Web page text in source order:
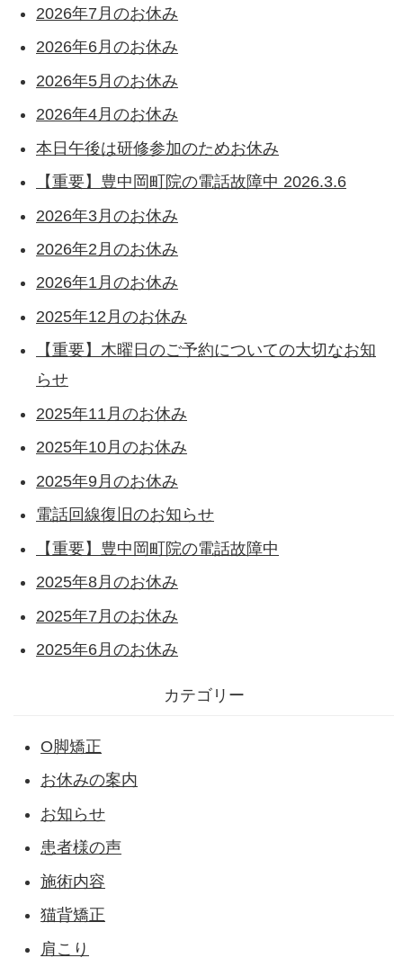
2026年7月のお休み
2026年6月のお休み
2026年5月のお休み
2026年4月のお休み
本日午後は研修参加のためお休み
【重要】豊中岡町院の電話故障中 2026.3.6
2026年3月のお休み
2026年2月のお休み
2026年1月のお休み
2025年12月のお休み
【重要】木曜日のご予約についての大切なお知
らせ
2025年11月のお休み
2025年10月のお休み
2025年9月のお休み
電話回線復旧のお知らせ
【重要】豊中岡町院の電話故障中
2025年8月のお休み
2025年7月のお休み
2025年6月のお休み
カテゴリー
O脚矯正
お休みの案内
お知らせ
患者様の声
施術内容
猫背矯正
肩こり